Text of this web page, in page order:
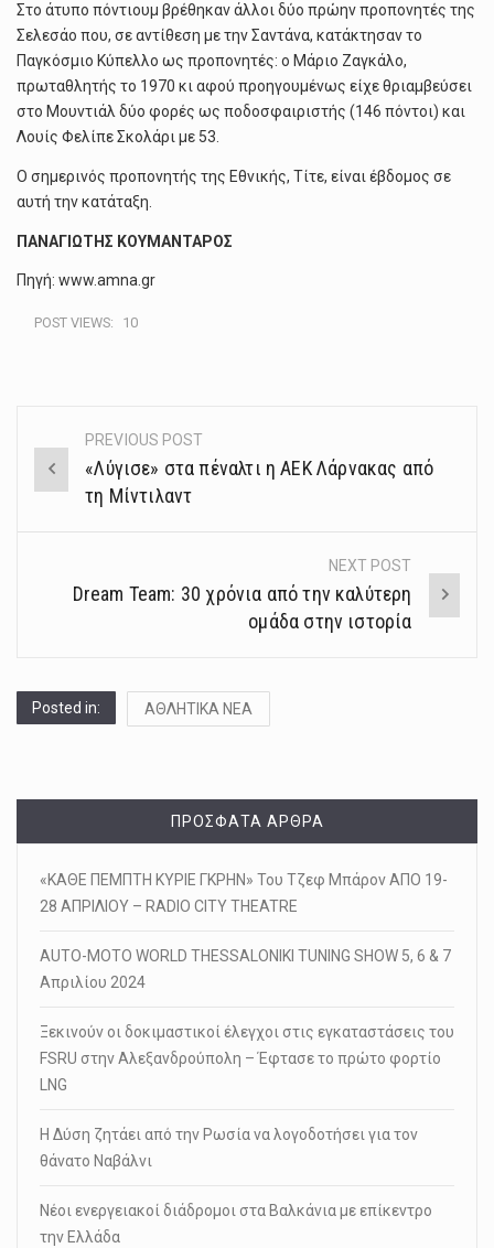
Στο άτυπο πόντιουμ βρέθηκαν άλλοι δύο πρώην προπονητές της
Σελεσάο που, σε αντίθεση με την Σαντάνα, κατάκτησαν το
Παγκόσμιο Κύπελλο ως προπονητές: ο Μάριο Ζαγκάλο,
πρωταθλητής το 1970 κι αφού προηγουμένως είχε θριαμβεύσει
στο Μουντιάλ δύο φορές ως ποδοσφαιριστής (146 πόντοι) και
Λουίς Φελίπε Σκολάρι με 53.
Ο σημερινός προπονητής της Εθνικής, Τίτε, είναι έβδομος σε
αυτή την κατάταξη.
ΠΑΝΑΓΙΩΤΗΣ ΚΟΥΜΑΝΤΑΡΟΣ
Πηγή: www.amna.gr
POST VIEWS: 10
Post
navigation
PREVIOUS POST
«Λύγισε» στα πέναλτι η ΑΕΚ Λάρνακας από
τη Μίντιλαντ
NEXT POST
Dream Team: 30 χρόνια από την καλύτερη
ομάδα στην ιστορία
Posted in: ΑΘΛΗΤΙΚΑ ΝΕΑ
ΠΡΌΣΦΑΤΑ ΆΡΘΡΑ
«ΚΑΘΕ ΠΕΜΠΤΗ ΚΥΡΙΕ ΓΚΡΗΝ» Του Τζεφ Μπάρον ΑΠΟ 19-
28 ΑΠΡΙΛΙΟΥ – RADIO CITY THEATRE
AUTO-MOTO WORLD THESSALONIKI TUNING SHOW 5, 6 & 7
Απριλίου 2024
Ξεκινούν οι δοκιμαστικοί έλεγχοι στις εγκαταστάσεις του
FSRU στην Αλεξανδρούπολη – Έφτασε το πρώτο φορτίο
LNG
Η Δύση ζητάει από την Ρωσία να λογοδοτήσει για τον
θάνατο Ναβάλνι
Νέοι ενεργειακοί διάδρομοι στα Βαλκάνια με επίκεντρο
την Ελλάδα